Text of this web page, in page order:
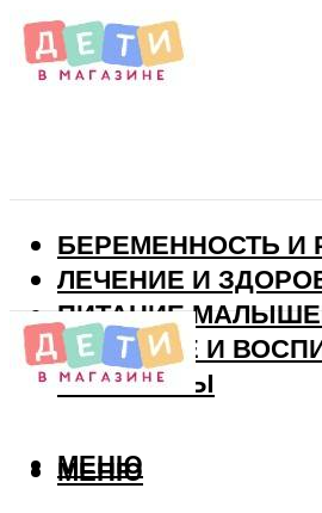
БЕРЕМЕННОСТЬ И
ЛЕЧЕНИЕ И
ПИТАНИЕ
РАЗВИТИЕ И
ВИТАМИНЫ
МЕНЮ
МЕНЮ